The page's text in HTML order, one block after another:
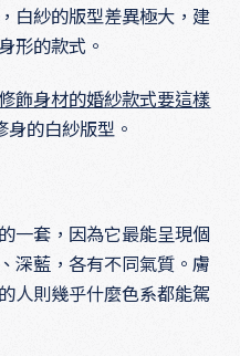
白紗的版型差異極大，建
形的款式。
飾身材的婚紗款式要這樣
身的白紗版型。
一套，因為它最能呈現個
深藍，各有不同氣質。膚
人則幾乎什麼色系都能駕